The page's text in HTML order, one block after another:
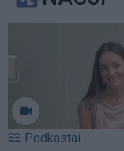
Podkastai